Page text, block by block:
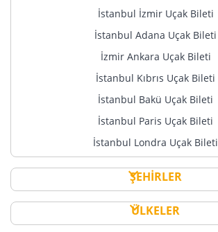
İstanbul İzmir Uçak Bileti
İstanbul Adana Uçak Bileti
İzmir Ankara Uçak Bileti
İstanbul Kıbrıs Uçak Bileti
İstanbul Bakü Uçak Bileti
İstanbul Paris Uçak Bileti
İstanbul Londra Uçak Bileti
ŞEHİRLER
ÜLKELER